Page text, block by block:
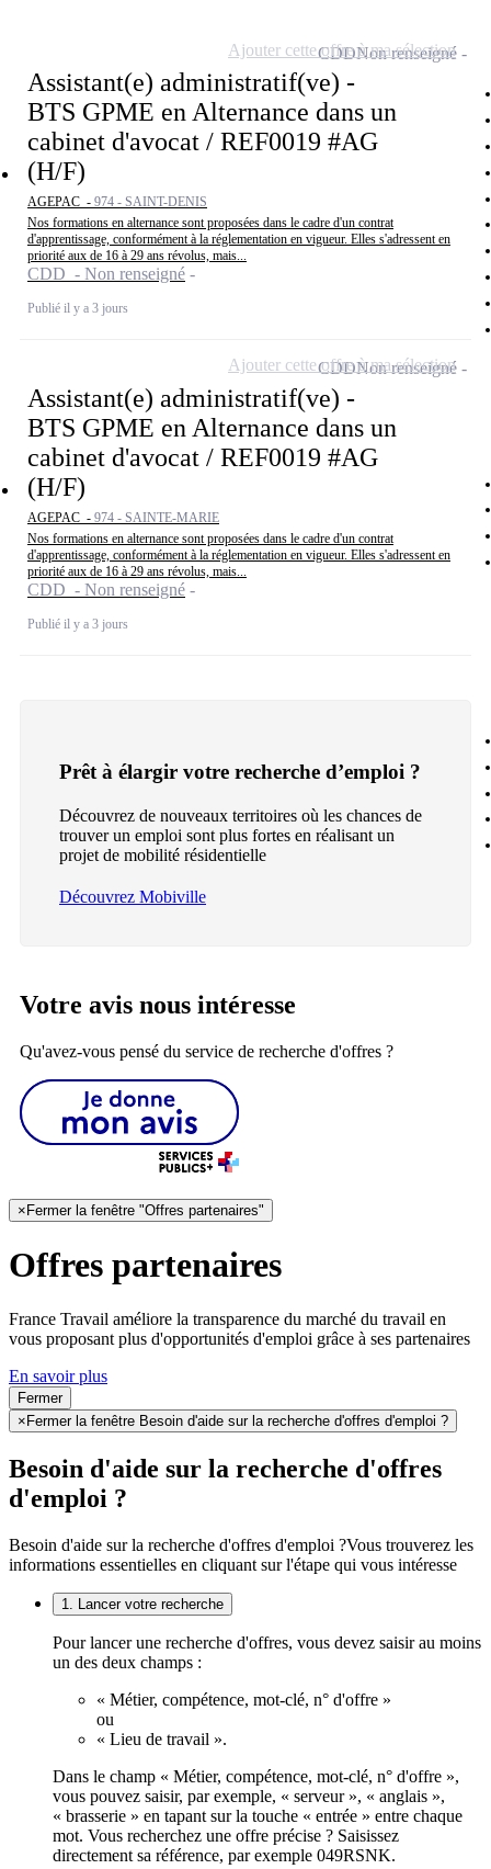
Assistant(e) administratif(ve) -
BTS GPME en Alternance dans un
cabinet d'avocat / REF0019 #AG
(H/F)
AGEPAC - 974 - SAINT-DENIS
Nos formations en alternance sont proposées dans le cadre d'un contrat
d'apprentissage, conformément à la réglementation en vigueur. Elles s'adressent en
priorité aux de 16 à 29 ans révolus, mais...
CDD - Non renseigné
Publié il y a 3 jours
CDDNon renseigné
Ajouter cette offre à ma sélection
Assistant(e) administratif(ve) -
BTS GPME en Alternance dans un
cabinet d'avocat / REF0019 #AG
(H/F)
AGEPAC - 974 - SAINTE-MARIE
Nos formations en alternance sont proposées dans le cadre d'un contrat
d'apprentissage, conformément à la réglementation en vigueur. Elles s'adressent en
priorité aux de 16 à 29 ans révolus, mais...
CDD - Non renseigné
Publié il y a 3 jours
CDDNon renseigné
Ajouter cette offre à ma sélection
Prêt à élargir votre recherche d’emploi ?
Découvrez de nouveaux territoires où les chances de
trouver un emploi sont plus fortes en réalisant un
projet de mobilité résidentielle
Découvrez Mobiville
Votre avis nous intéresse
Qu'avez-vous pensé du service de recherche d'offres ?
× Fermer la fenêtre "Offres partenaires"
Offres partenaires
France Travail améliore la transparence du marché du travail en
vous proposant plus d'opportunités d'emploi grâce à ses partenaires
En savoir plus
Fermer
× Fermer la fenêtre Besoin d'aide sur la recherche d'offres d'emploi ?
Besoin d'aide sur la recherche d'offres
d'emploi ?
Besoin d'aide sur la recherche d'offres d'emploi ?Vous trouverez les
informations essentielles en cliquant sur l'étape qui vous intéresse
1. Lancer votre recherche
Pour lancer une recherche d'offres, vous devez saisir au moins
un des deux champs :
« Métier, compétence, mot-clé, n° d'offre »
ou
« Lieu de travail ».
Dans le champ « Métier, compétence, mot-clé, n° d'offre »,
vous pouvez saisir, par exemple, « serveur », « anglais »,
« brasserie » en tapant sur la touche « entrée » entre chaque
mot. Vous recherchez une offre précise ? Saisissez
directement sa référence, par exemple 049RSNK.